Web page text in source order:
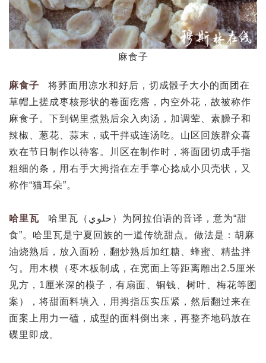
麻食子
麻食子 将荞面用凉水和好后，切成骰子大小的面团在
草帽上搓成枣核形状的卷面疙瘩，内空外花，故被称作
麻食子。下到锅里煮熟后氽入肉汤，加调荤、素臊子和
辣椒、葱花、蒜末，或干拌或连汤吃。山区回族群众喜
欢在节日制作以待客。川区在制作时，将面团切成手指
粗细的条，用右手大拇指在左手掌心捻成小贝壳状，又
称作“猫耳朵”。
哈里瓦 哈里瓦（حلوي）为阿拉伯语的音译，意为“甜
食”。哈里瓦是宁夏回族的一道传统甜点。做法是：胡麻
油烧熟后，放入面粉，翻炒熟后加红糖、蜂蜜、精盐拌
匀。用木模（枣木板制成，在宽面上等距离雕出2.5厘米
见方，1厘米深的模子，有扇面、铜钱、树叶、梅花等图
案），将甜面料填入，用拇指压实压紧，然后翻过来在
面案上用力一磕，成型的面料倒出来，再整齐地码放在
碟里即成。